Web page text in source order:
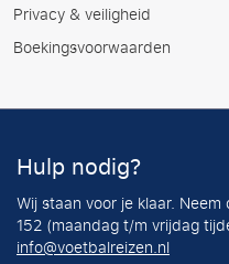
Privacy & veiligheid
Boekingsvoorwaarden
Hulp nodig?
Wij staan voor je klaar.
152 (maandag t/m vrijdag
info@voetbalreizen.nl